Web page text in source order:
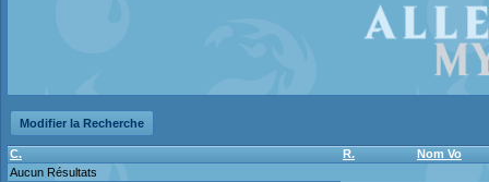
Modifier la Recherche
C. R.
Nom Vo
Aucun Résultats